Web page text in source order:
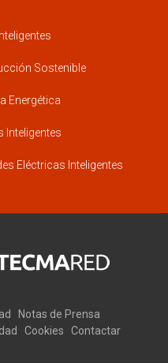
Sostenible
Energética
Inteligentes
Eléctricas Inteligentes
Notas de Prensa
Cookies Contactar